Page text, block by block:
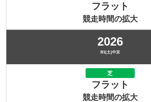
フラット
競走時間の拡大
2026
8/1(土)中京
芝
フラット
競走時間の拡大